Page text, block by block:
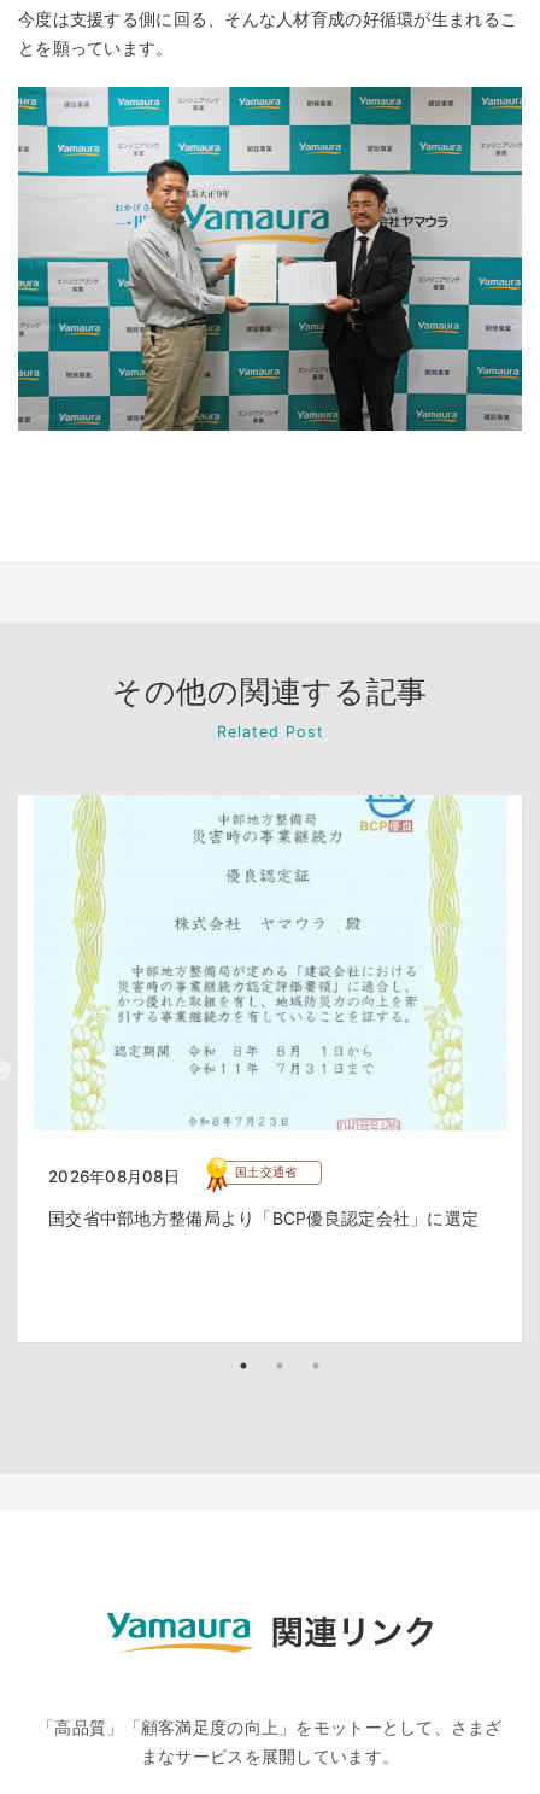
今度は支援する側に回る、そんな人材育成の好循環が生まれるこ
とを願っています。
その他の関連する記事
Related Post
2026年08月08日 国土交通省
国交省中部地方整備局より「BCP優良認定会社」に選定
「高品質」「顧客満足度の向上」をモットーとして、さまざ
まなサービスを展開しています。